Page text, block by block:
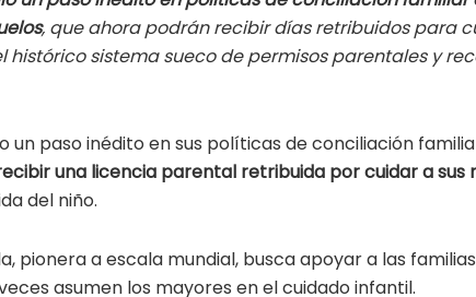
b
oo
tt
er
ai
l
m
p
r
, que ahora podrán recibir días retribuidos para
histórico sistema sueco de permisos parentales y
un paso inédito en sus políticas de conciliación
una licencia parental retribuida por cuidar a sus
del niño.
pionera a escala mundial, busca apoyar a las
asumen los mayores en el cuidado infantil.